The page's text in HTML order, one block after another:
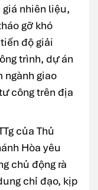
nhiên liệu,
gỡ khó
độ giải
trình, dự án
ngành giao
công trên địa
của Thủ
Hòa yêu
chủ động rà
chỉ đạo, kịp